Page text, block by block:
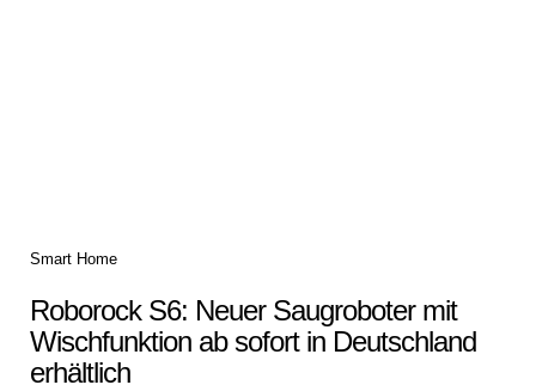
Categories
Smart Home
Roborock S6: Neuer Saugroboter mit
Wischfunktion ab sofort in Deutschland
erhältlich